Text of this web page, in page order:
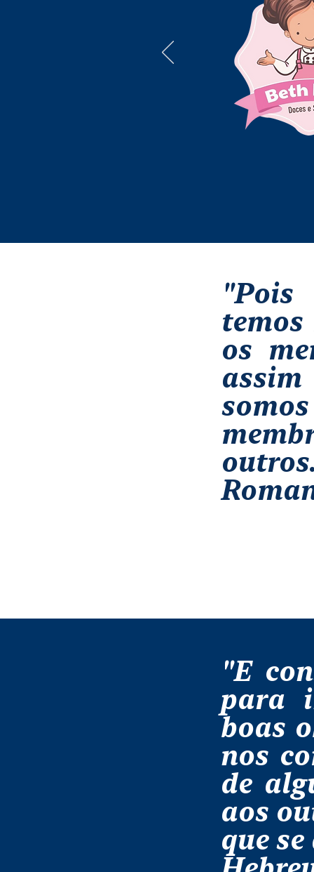
temos
os
assim
"E
para
boas
nos
de
aos
que